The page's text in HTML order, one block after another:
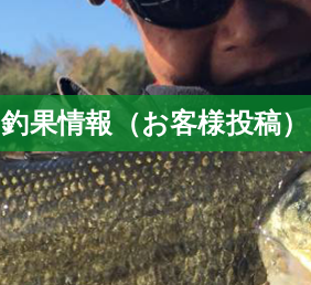
釣果情報（お客様投稿）